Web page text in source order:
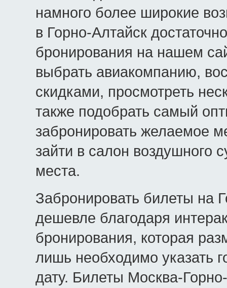
намного более широкие
в Горно-Алтайск
бронирования на нашем
выбрать авиакомпанию,
скидками, просмотреть
также подобрать самый
забронировать желаемое
зайти в салон воздушного
места.
Забронировать билеты на
дешевле благодаря
бронирования, которая
лишь необходимо указать
дату. Билеты Москва-